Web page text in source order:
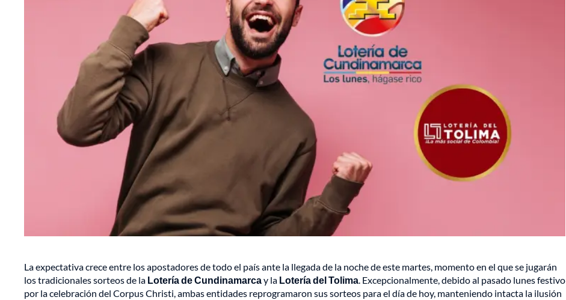
La expectativa crece entre los apostadores de todo el país ante la llegada de la noche de este martes, momento en el que se jugarán
los tradicionales sorteos de la Lotería de Cundinamarcay la Lotería del Tolima. Excepcionalmente, debido al pasado lunes festivo
por la celebración del Corpus Christi, ambas entidades reprogramaron sus sorteos para el día de hoy, manteniendo intacta la ilusión